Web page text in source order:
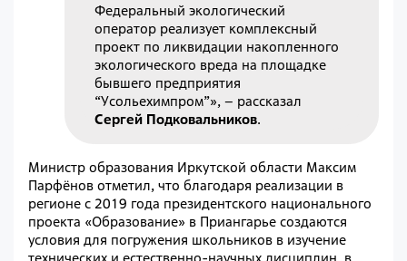
Федеральный экологический
оператор реализует комплексный
проект по ликвидации накопленного
экологического вреда на площадке
бывшего предприятия
“Усольехимпром”», – рассказал
Сергей Подковальников.
Министр образования Иркутской области Максим
Парфёнов отметил, что благодаря реализации в
регионе с 2019 года президентского национального
проекта «Образование» в Приангарье создаются
условия для погружения школьников в изучение